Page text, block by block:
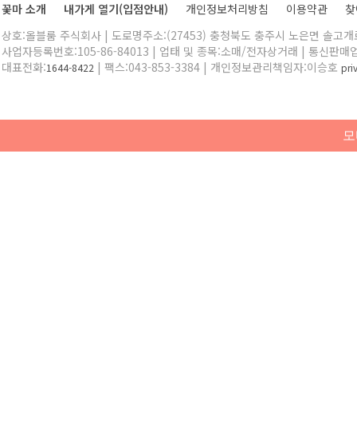
꽃마 소개 내가게 열기(입점안내) 개인정보처리방침 이용약관
상호:올블룸 주식회사 | 도로명주소:(27453) 충청북도 충주시 노은면 솔고
사업자등록번호:105-86-84013 | 업태 및 종목:소매/전자상거래 | 통신판매
대표전화:1644-8422 | 팩스:043-853-3384 | 개인정보관리책임자:이승호